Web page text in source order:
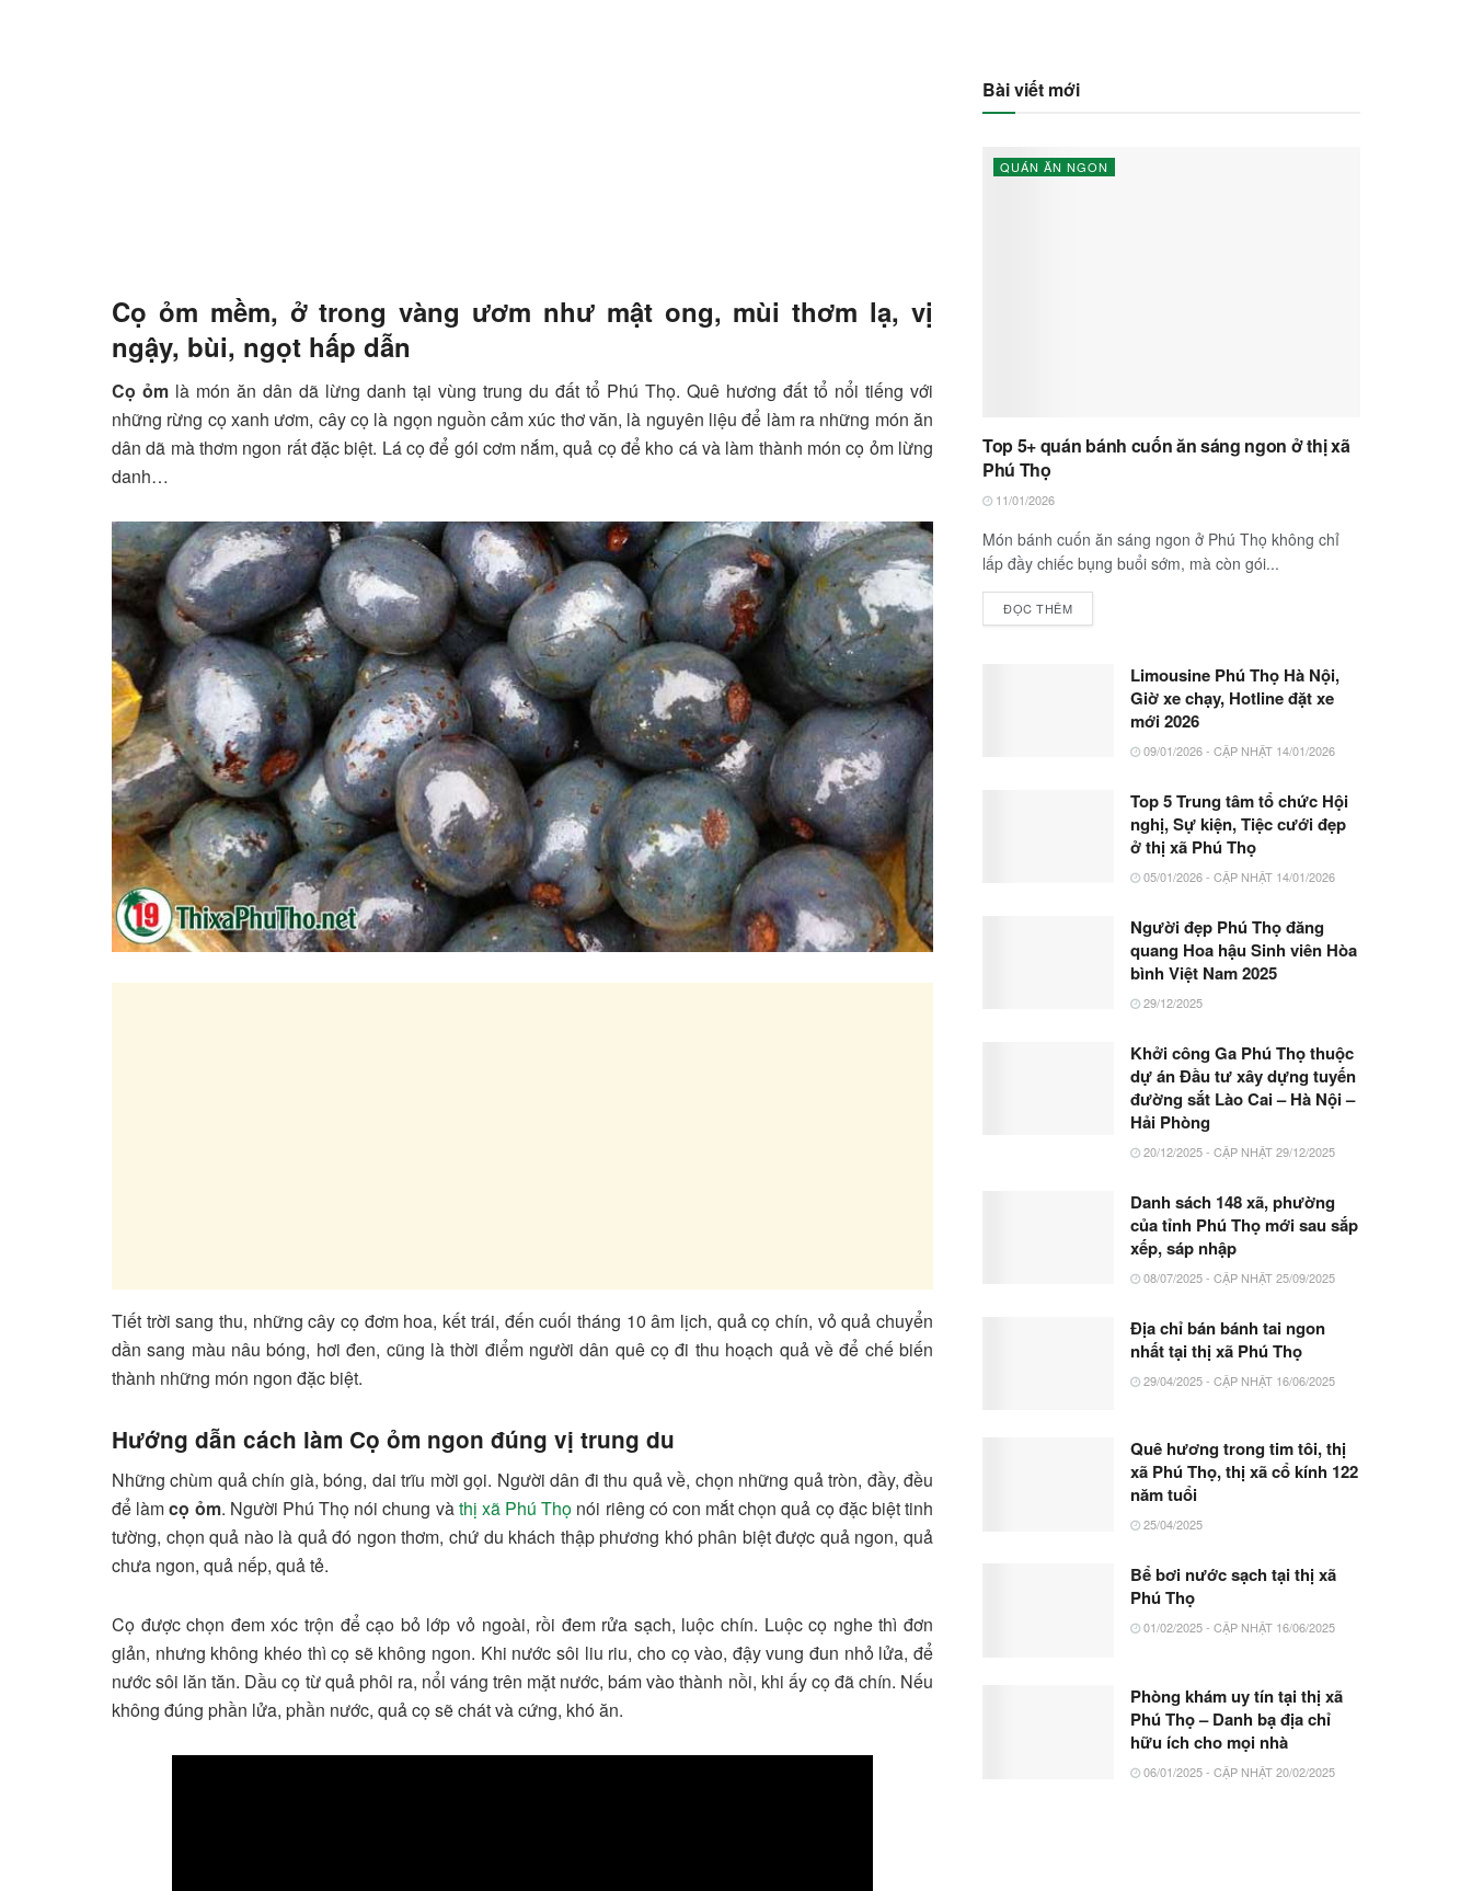
Cọ ỏm mềm, ở trong vàng ươm như mật ong, mùi thơm lạ, vị
ngậy, bùi, ngọt hấp dẫn
Cọ ỏm là món ăn dân dã lừng danh tại vùng trung du đất tổ Phú Thọ. Quê hương đất tổ nổi tiếng với
những rừng cọ xanh ươm, cây cọ là ngọn nguồn cảm xúc thơ văn, là nguyên liệu để làm ra những món ăn
dân dã mà thơm ngon rất đặc biệt. Lá cọ để gói cơm nắm, quả cọ để kho cá và làm thành món cọ ỏm lừng
danh…
Tiết trời sang thu, những cây cọ đơm hoa, kết trái, đến cuối tháng 10 âm lịch, quả cọ chín, vỏ quả chuyển
dần sang màu nâu bóng, hơi đen, cũng là thời điểm người dân quê cọ đi thu hoạch quả về để chế biến
thành những món ngon đặc biệt.
Hướng dẫn cách làm Cọ ỏm ngon đúng vị trung du
Những chùm quả chín già, bóng, dai trĩu mời gọi. Người dân đi thu quả về, chọn những quả tròn, đầy, đều
để làmcọ ỏm. Người Phú Thọ nói chung vàthị xã Phú Thọ nói riêng có con mắt chọn quả cọ đặc biệt tinh
tường, chọn quả nào là quả đó ngon thơm, chứ du khách thập phương khó phân biệt được quả ngon, quả
chưa ngon, quả nếp, quả tẻ.
Cọ được chọn đem xóc trộn để cạo bỏ lớp vỏ ngoài, rồi đem rửa sạch, luộc chín. Luộc cọ nghe thì đơn
giản, nhưng không khéo thì cọ sẽ không ngon. Khi nước sôi liu riu, cho cọ vào, đậy vung đun nhỏ lửa, để
nước sôi lăn tăn. Dầu cọ từ quả phôi ra, nổi váng trên mặt nước, bám vào thành nồi, khi ấy cọ đã chín. Nếu
không đúng phần lửa, phần nước, quả cọ sẽ chát và cứng, khó ăn.
Bài viết mới
QUÁN ĂN NGON
Top 5+ quán bánh cuốn ăn sáng ngon ở thị xã
Phú Thọ
11/01/2026
Món bánh cuốn ăn sáng ngon ở Phú Thọ không chỉ
lấp đầy chiếc bụng buổi sớm, mà còn gói...
ĐỌC THÊM
Limousine Phú Thọ Hà Nội,
Giờ xe chạy, Hotline đặt xe
mới 2026
09/01/2026 - CẬP NHẬT 14/01/2026
Top 5 Trung tâm tổ chức Hội
nghị, Sự kiện, Tiệc cưới đẹp
ở thị xã Phú Thọ
05/01/2026 - CẬP NHẬT 14/01/2026
Người đẹp Phú Thọ đăng
quang Hoa hậu Sinh viên Hòa
bình Việt Nam 2025
29/12/2025
Khởi công Ga Phú Thọ thuộc
dự án Đầu tư xây dựng tuyến
đường sắt Lào Cai – Hà Nội –
Hải Phòng
20/12/2025 - CẬP NHẬT 29/12/2025
Danh sách 148 xã, phường
của tỉnh Phú Thọ mới sau sắp
xếp, sáp nhập
08/07/2025 - CẬP NHẬT 25/09/2025
Địa chỉ bán bánh tai ngon
nhất tại thị xã Phú Thọ
29/04/2025 - CẬP NHẬT 16/06/2025
Quê hương trong tim tôi, thị
xã Phú Thọ, thị xã cổ kính 122
năm tuổi
25/04/2025
Bể bơi nước sạch tại thị xã
Phú Thọ
01/02/2025 - CẬP NHẬT 16/06/2025
Phòng khám uy tín tại thị xã
Phú Thọ – Danh bạ địa chỉ
hữu ích cho mọi nhà
06/01/2025 - CẬP NHẬT 20/02/2025